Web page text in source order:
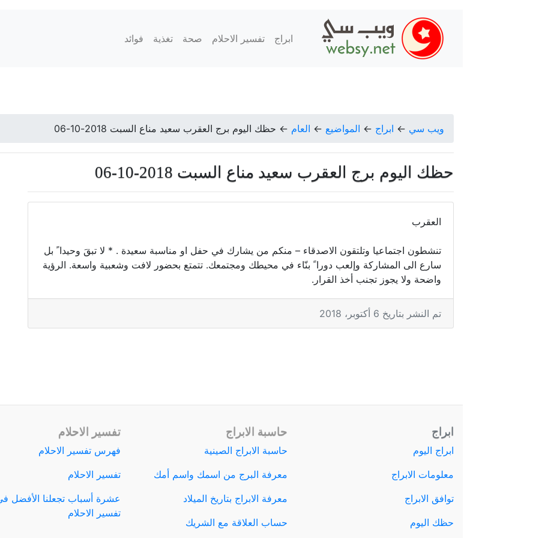
ابراج تفسير الاحلام صحة تغذية فوائد
ويب سي ← ابراج ← المواضيع ← العام ← حظك اليوم برج العقرب سعيد مناع السبت 2018-10-06
حظك اليوم برج العقرب سعيد مناع السبت 2018-10-06
العقرب
تنشطون اجتماعيا وتلتقون الاصدقاء – منكم من يشارك في حفل او مناسبة سعيدة . * لا تبقَ وحيدا ً بل
سارع الى المشاركة وإلعب دورا ً بنّاء في محيطك ومجتمعك. تتمتع بحضور لافت وشعبية واسعة. الرؤية
واضحة ولا يجوز تجنب أخذ القرار.
تم النشر بتاريخ 6 أكتوبر، 2018
ابراج
ابراج اليوم
معلومات الابراج
توافق الابراج
حظك اليوم
حاسبة الابراج
حاسبة الابراج الصينية
معرفة البرج من اسمك واسم أمك
معرفة الابراج بتاريخ الميلاد
حساب العلاقة مع الشريك
تفسير الاحلام
فهرس تفسير الاحلام
تفسير الاحلام
عشرة أسباب تجعلنا الأفضل
تفسير الاحلام